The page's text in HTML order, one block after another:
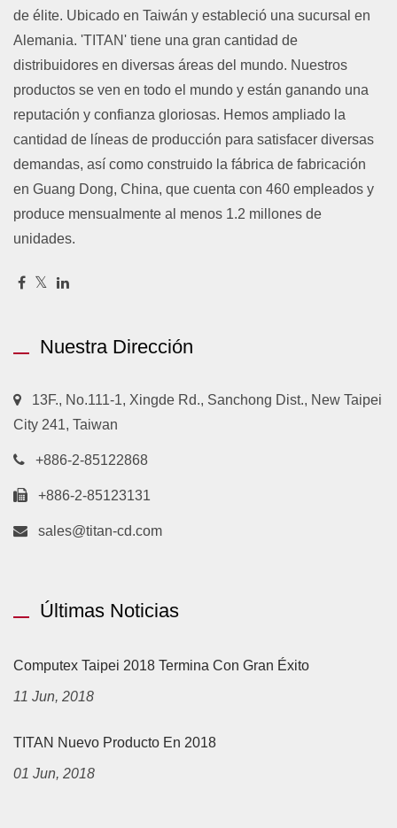
de élite. Ubicado en Taiwán y estableció una sucursal en
Alemania. 'TITAN' tiene una gran cantidad de
distribuidores en diversas áreas del mundo. Nuestros
productos se ven en todo el mundo y están ganando una
reputación y confianza gloriosas. Hemos ampliado la
cantidad de líneas de producción para satisfacer diversas
demandas, así como construido la fábrica de fabricación
en Guang Dong, China, que cuenta con 460 empleados y
produce mensualmente al menos 1.2 millones de
unidades.
Nuestra Dirección
13F., No.111-1, Xingde Rd., Sanchong Dist., New Taipei
City 241, Taiwan
+886-2-85122868
+886-2-85123131
sales@titan-cd.com
Últimas Noticias
Computex Taipei 2018 Termina Con Gran Éxito
11 Jun, 2018
TITAN Nuevo Producto En 2018
01 Jun, 2018